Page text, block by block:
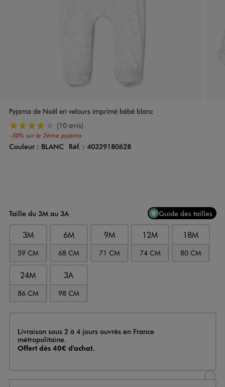
Pyjama de Noël en velours imprimé bébé blanc
-50% sur le 2ème pyjama
4/5 de moyenne(10 avis)
Couleur
Couleur : BLANC Réf. : 40329180628
Taille du 3M au 3A Guide des tailles
3M
59 CM
6M
68 CM
9M
71 CM
12M
74 CM
18M
80 CM
24M
86 CM
3A
98 CM
Livraison
Livraison sous 2 à 4 jours ouvrés en France
métropolitaine.
Offert dès 40€ d'achat.